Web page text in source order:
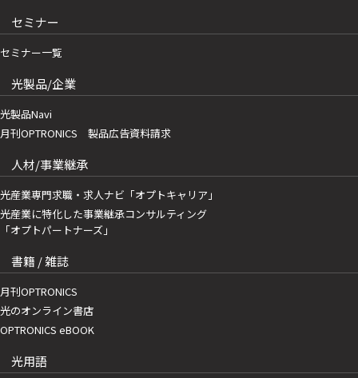
セミナー
セミナー一覧
光製品/企業
光製品Navi
月刊OPTRONICS 製品広告資料請求
人材/事業継承
光産業専門求職・求人ナビ「オプトキャリア」
光産業に特化した事業継承コンサルティング
「オプトパートナーズ」
書籍 / 雑誌
月刊OPTRONICS
光のオンライン書店
OPTRONICS eBOOK
光用語